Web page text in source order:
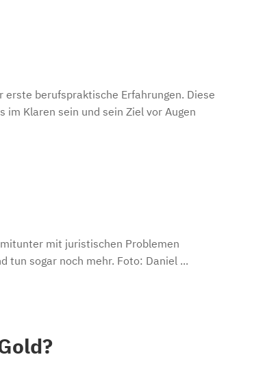
berufspraktische Erfahrungen. Diese
Klaren sein und sein Ziel vor Augen
mit juristischen Problemen
tun sogar noch mehr. Foto: Daniel ...